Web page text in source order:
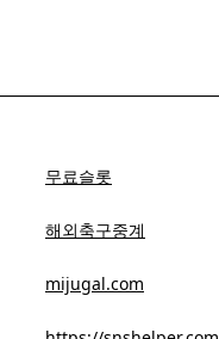
무료슬롯
해외축구중계
mijugal.com